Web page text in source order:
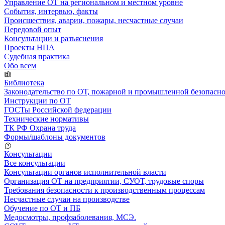
Управление ОТ на региональном и местном уровне
События, интервью, факты
Происшествия, аварии, пожары, несчастные случаи
Передовой опыт
Консультации и разъяснения
Проекты НПА
Судебная практика
Обо всем
Библиотека
Законодательство по ОТ, пожарной и промышленной
Инструкции по ОТ
ГОСТы Российской федерации
Технические нормативы
ТК РФ Охрана труда
Формы/шаблоны документов
Консультации
Все консультации
Консультации органов исполнительной власти
Организация ОТ на предприятии, СУОТ, трудовые споры
Требования безопасности к производственным процессам
Несчастные случаи на производстве
Обучение по ОТ и ПБ
Медосмотры, профзаболевания, МСЭ.